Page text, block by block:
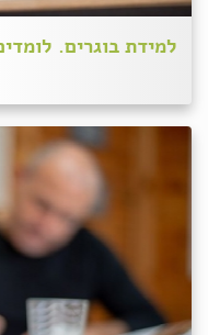
למידת בוגרים.